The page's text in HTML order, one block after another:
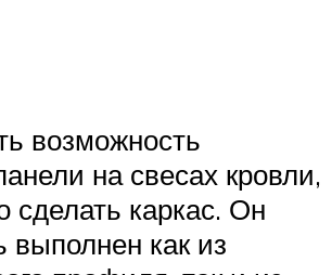
возможность
на свесах кровли,
сделать каркас. Он
выполнен как из